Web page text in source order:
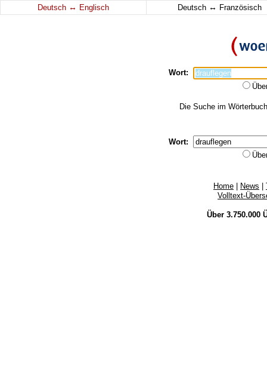
Deutsch ↔ Englisch Deutsch ↔ Französisch
Wort:
Die Suche im
Wort:
Home News
Volltext-
Über 3.750.000